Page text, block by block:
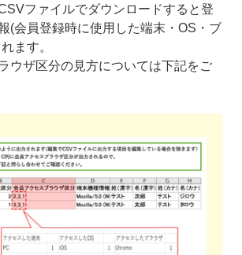
ファイルでダウンロードすると登
(会員登録時に使用した端末・OS・ブ
ます。
ウザ区分の見方については下記をご